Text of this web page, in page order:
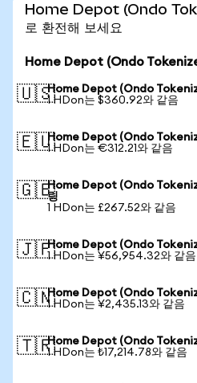
Home Depot (Ondo
로 환전해 보세요
Home Depot (Ondo
🇺🇸Home Depot (Ondo
1 HDon는 $360.92와 같음
🇪🇺Home Depot (Ondo
1 HDon는 €312.21와 같음
🇬🇧Home Depot (Ondo
링
1 HDon는 £267.52와 같음
🇯🇵Home Depot (Ondo
1 HDon는 ¥56,954.32와 같음
🇨🇳Home Depot (Ondo
1 HDon는 ¥2,435.13와 같음
🇹🇷Home Depot (Ondo
1 HDon는 ₺17,214.78와 같음